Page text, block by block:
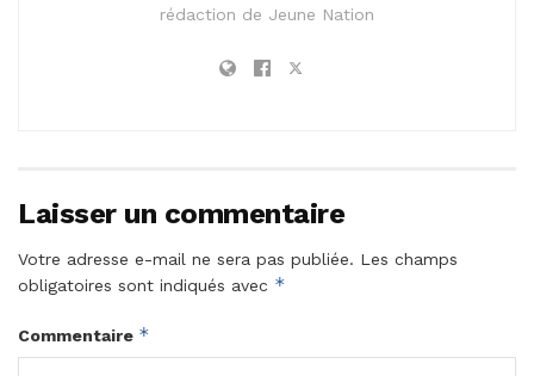
rédaction de Jeune Nation
Laisser un commentaire
Votre adresse e-mail ne sera pas publiée. Les champs
obligatoires sont indiqués avec *
Commentaire *